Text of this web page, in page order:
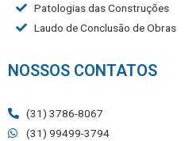
Patologias das Construções
Laudo de Conclusão de Obras
NOSSOS CONTATOS
(31) 3786-8067
(31) 99499-3794